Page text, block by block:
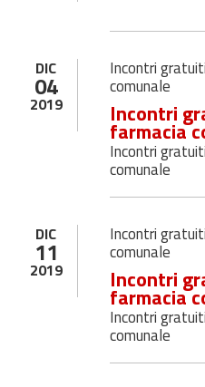
DIC
04
2019
Incontri
comunale
Incontri
farmacia
Incontri
comunale
DIC
11
2019
Incontri
comunale
Incontri
farmacia
Incontri
comunale